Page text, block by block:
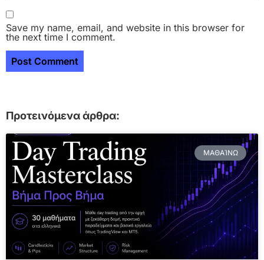
Save my name, email, and website in this browser for
the next time I comment.
Προτεινόμενα άρθρα:
ΜΑΘΑΊΝΩ